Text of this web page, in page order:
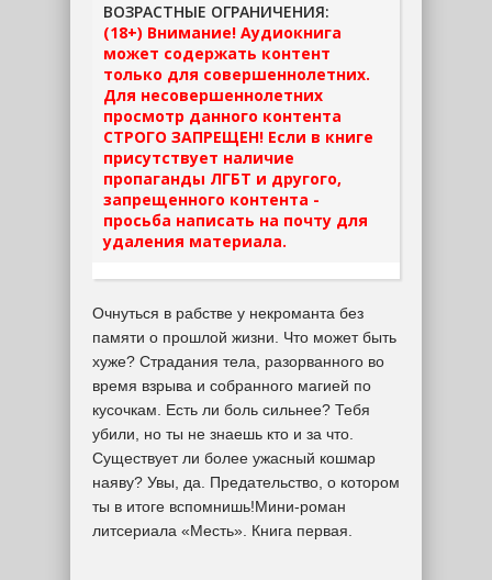
ВОЗРАСТНЫЕ ОГРАНИЧЕНИЯ:
(18+) Внимание! Аудиокнига
может содержать контент
только для совершеннолетних.
Для несовершеннолетних
просмотр данного контента
СТРОГО ЗАПРЕЩЕН! Если в книге
присутствует наличие
пропаганды ЛГБТ и другого,
запрещенного контента -
просьба написать на почту для
удаления материала.
Очнуться в рабстве у некроманта без
памяти о прошлой жизни. Что может быть
хуже? Страдания тела, разорванного во
время взрыва и собранного магией по
кусочкам. Есть ли боль сильнее? Тебя
убили, но ты не знаешь кто и за что.
Существует ли более ужасный кошмар
наяву? Увы, да. Предательство, о котором
ты в итоге вспомнишь!Мини-роман
литсериала «Месть». Книга первая.